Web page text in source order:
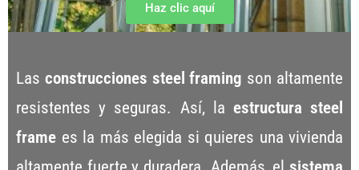
Haz clic aquí
Las construcciones steel framing son altamente
resistentes y seguras. Así, la estructura steel
frame es la más elegida si quieres una vivienda